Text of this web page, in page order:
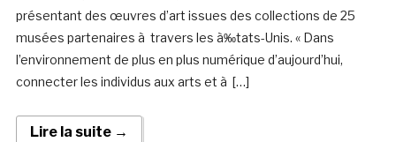
présentant des œuvres d’art issues des collections de 25
musées partenaires à travers les à‰tats-Unis. « Dans
l’environnement de plus en plus numérique d’aujourd’hui,
connecter les individus aux arts et à […]
Lire la suite →